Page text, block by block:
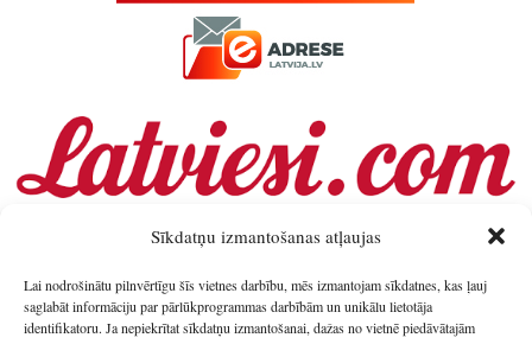
Sīkdatņu izmantošanas atļaujas
Lai nodrošinātu pilnvērtīgu šīs vietnes darbību, mēs izmantojam sīkdatnes, kas ļauj
saglabāt informāciju par pārlūkprogrammas darbībām un unikālu lietotāja
identifikatoru. Ja nepiekrītat sīkdatņu izmantošanai, dažas no vietnē piedāvātajām